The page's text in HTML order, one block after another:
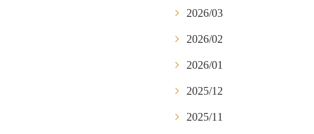
2026/03
2026/02
2026/01
2025/12
2025/11